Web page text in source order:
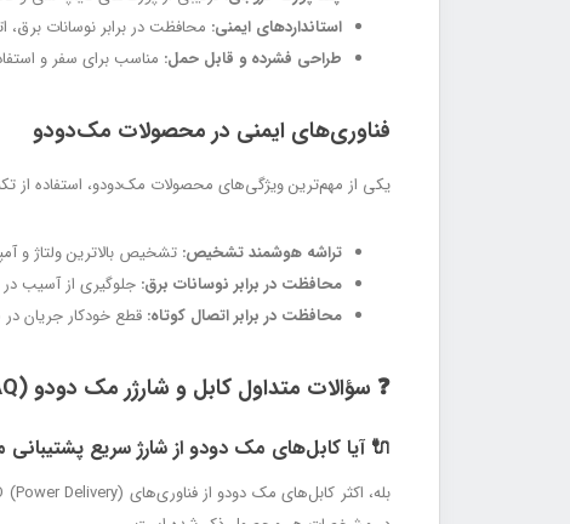
استانداردهای ایمنی: محافظت در برابر نوسانات
طراحی فشرده و قابل حمل: مناسب برای سفر و
فناوری‌های ایمنی در محصولات مک‌دودو
یکی از مهم‌ترین ویژگی‌های محصولات مک‌دودو، استفاده از
تراشه هوشمند تشخیص: تشخیص بالاترین ولتاژ و
محافظت در برابر نوسانات برق: جلوگیری از آسیب در
محافظت در برابر اتصال کوتاه: قطع خودکار جریان
❓ سؤالات متداول کابل و شارژر مک دودو (FAQ)
🔌 آیا کابل‌های مک دودو از شارژ سریع پشتیبانی